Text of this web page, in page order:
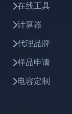
在线工具
计算器
代理品牌
样品申请
电容定制